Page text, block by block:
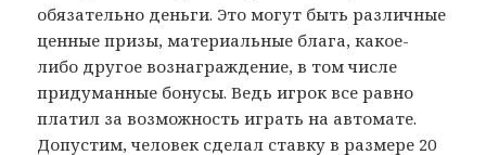
обязательно деньги. Это могут быть различные
ценные призы, материальные блага, какое-
либо другое вознаграждение, в том числе
придуманные бонусы. Ведь игрок все равно
платил за возможность играть на автомате.
Допустим, человек сделал ставку в размере 20